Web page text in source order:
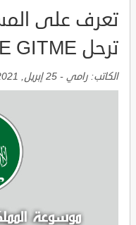
تعرف على
ترحل SEN DE GITME
الكاتب: رامي - 25 إبريل, 2021